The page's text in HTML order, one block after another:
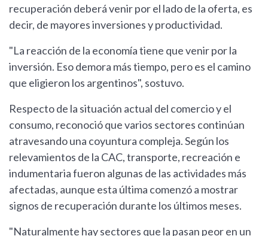
recuperación deberá venir por el lado de la oferta, es
decir, de mayores inversiones y productividad.
"La reacción de la economía tiene que venir por la
inversión. Eso demora más tiempo, pero es el camino
que eligieron los argentinos", sostuvo.
Respecto de la situación actual del comercio y el
consumo, reconoció que varios sectores continúan
atravesando una coyuntura compleja. Según los
relevamientos de la CAC, transporte, recreación e
indumentaria fueron algunas de las actividades más
afectadas, aunque esta última comenzó a mostrar
signos de recuperación durante los últimos meses.
"Naturalmente hay sectores que la pasan peor en un